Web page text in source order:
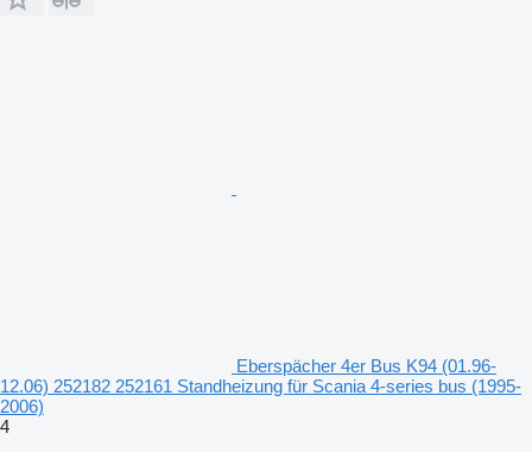
Eberspächer 4er Bus K94 (01.96-
12.06) 252182 252161 Standheizung für Scania 4-series bus (1995-
2006)
4